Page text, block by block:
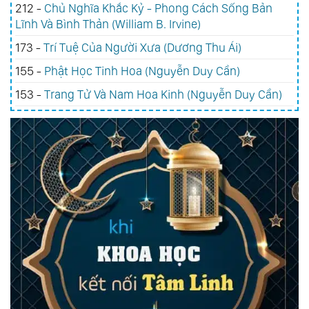
212 - Chủ Nghĩa Khắc Kỷ - Phong Cách Sống Bản
Lĩnh Và Bình Thản (William B. Irvine)
173 -Trí Tuệ Của Người Xưa (Dương Thu Ái)
155 - Phật Học Tinh Hoa (Nguyễn Duy Cần)
153 -Trang Tử Và Nam Hoa Kinh (Nguyễn Duy Cần)